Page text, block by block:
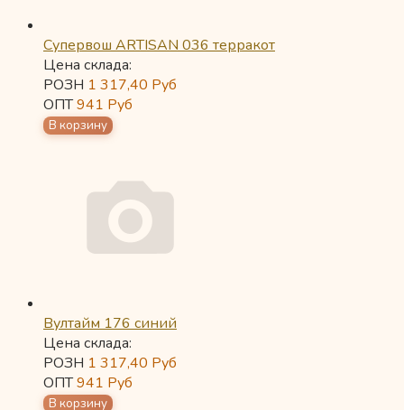
Супервош ARTISAN 036 терракот
Цена склада:
РОЗН 1 317,40 Руб
ОПТ941 Руб
Вултайм 176 синий
Цена склада:
РОЗН 1 317,40 Руб
ОПТ941 Руб